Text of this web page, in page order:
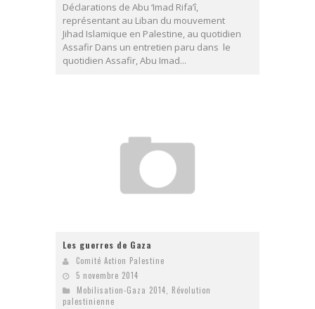
Déclarations de Abu ‘Imad Rifa’î,
représentant au Liban du mouvement
Jihad Islamique en Palestine, au quotidien
Assafir Dans un entretien paru dans le
quotidien Assafir, Abu Imad...
Les guerres de Gaza
Comité Action Palestine
5 novembre 2014
Mobilisation-Gaza 2014
Révolution
palestinienne